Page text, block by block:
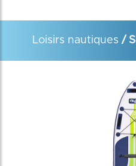
Loisirs nautiques /